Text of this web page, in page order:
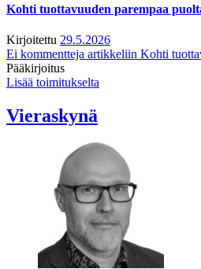
Kohti tuottavuuden parempaa
Kirjoitettu 29.5.2026
Ei kommentteja artikkeliin Kohti
Pääkirjoitus
Lisää toimitukselta
Vieraskynä